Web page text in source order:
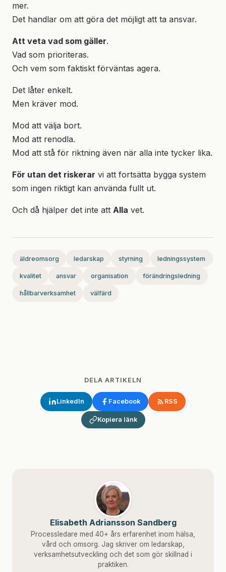
mer.
Det handlar om att göra det möjligt att ta ansvar.
Att veta vad som gäller.
Vad som prioriteras.
Och vem som faktiskt förväntas agera.
Det låter enkelt.
Men kräver mod.
Mod att välja bort.
Mod att renodla.
Mod att stå för riktning även när alla inte tycker lika.
För utan det riskerar vi att fortsätta bygga system
som ingen riktigt kan använda fullt ut.
Och då hjälper det inte att Alla vet.
äldreomsorg ledarskap styrning ledningssystem
kvalitet ansvar organisation förändringsledning
hållbarverksamhet välfärd
DELA ARTIKELN
LinkedIn Facebook RSS
Kopiera länk
Elisabeth Adriansson Sandberg
Processledare med 40+ års erfarenhet inom hälsa,
vård och omsorg. Jag skriver om ledarskap,
verksamhetsutveckling och det som gör skillnad i
praktiken.